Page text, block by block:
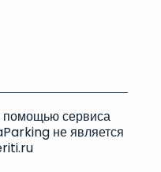
сервиса
не является